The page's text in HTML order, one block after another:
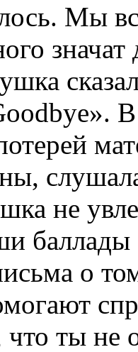
Мы
не
баллады
о
что ты не